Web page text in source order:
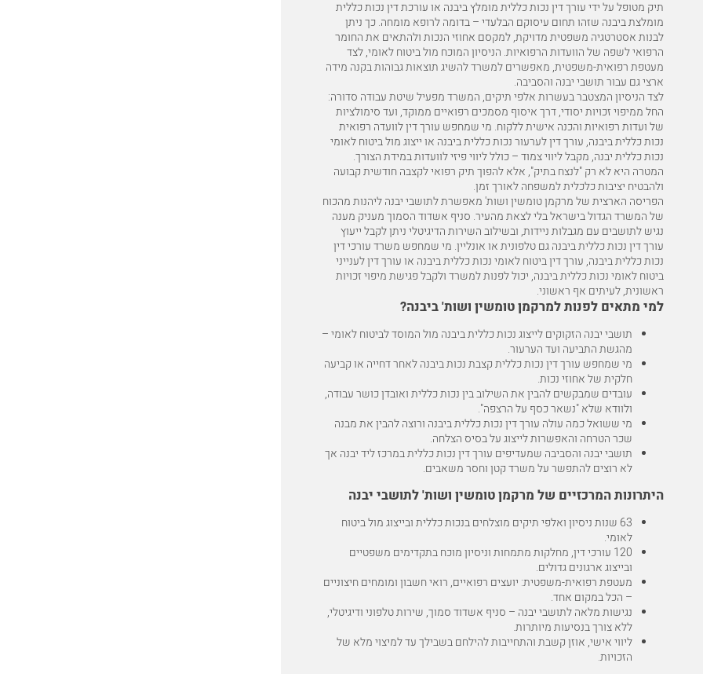
תיק מטופל על ידי עורך דין נכות כללית מומלץ ביבנה או עורכת דין נכות כללית
מומלצת ביבנה שזהו תחום עיסוקם הבלעדי – בדומה לרופא מומחה. כך ניתן
לבנות אסטרטגיה משפטית מדויקת, למקסם אחוזי הנכות ולהתאים את החומר
הרפואי לשפה של הוועדות הרפואיות. הניסיון המוכח מול ביטוח לאומי, לצד
מעטפת רפואית-משפטית, מאפשרים למשרד להשיג תוצאות גבוהות בקנה מידה
ארצי גם עבור תושבי יבנה והסביבה.
לצד הניסיון המצטבר בעשרות אלפי תיקים, המשרד מפעיל שיטת עבודה סדורה:
החל ממיפוי זכויות יסודי, דרך איסוף מסמכים רפואיים ממוקד, ועד סימולציות
של ועדות רפואיות והכנה אישית ללקוח. מי שמחפש עורך דין לוועדה רפואית
נכות כללית ביבנה, עורך דין לערעור נכות כללית ביבנה או ייצוג מול ביטוח לאומי
נכות כללית יבנה, מקבל ליווי צמוד – כולל ליווי פיזי לוועדות במידת הצורך.
המטרה היא לא רק "לנצח בתיק", אלא להפוך תיק רפואי לקצבה חודשית קבועה
ולהבטיח יציבות כלכלית למשפחה לאורך זמן.
הפריסה הארצית של מרקמן טומשין ושות' מאפשרת לתושבי יבנה ליהנות מהכוח
של המשרד הגדול בישראל בלי לצאת מהעיר. סניף אשדוד הסמוך מעניק מענה
נגיש לתושבים עם מגבלות ניידות, ובשילוב השירות הדיגיטלי ניתן לקבל ייעוץ
עורך דין נכות כללית ביבנה גם טלפונית או אונליין. מי שמחפש משרד עורכי דין
נכות כללית ביבנה, עורך דין ביטוח לאומי נכות כללית ביבנה או עורך דין לענייני
ביטוח לאומי נכות כללית ביבנה, יכול לפנות למשרד ולקבל פגישת מיפוי זכויות
ראשונית, לעיתים אף ראשוני.
למי מתאים לפנות למרקמן טומשין ושות' ביבנה?
תושבי יבנה הזקוקים לייצוג נכות כללית ביבנה מול המוסד לביטוח לאומי –
מהגשת התביעה ועד הערעור.
מי שמחפש עורך דין נכות כללית קצבת נכות ביבנה לאחר דחייה או קביעה
חלקית של אחוזי נכות.
עובדים שמבקשים להבין את השילוב בין נכות כללית ואובדן כושר עבודה,
ולוודא שלא "נשאר כסף על הרצפה".
מי ששואל כמה עולה עורך דין נכות כללית ביבנה ורוצה להבין את מבנה
שכר הטרחה והאפשרות לייצוג על בסיס הצלחה.
תושבי יבנה והסביבה שמעדיפים עורך דין נכות כללית במרכז ליד יבנה אך
לא רוצים להתפשר על משרד קטן וחסר משאבים.
היתרונות המרכזיים של מרקמן טומשין ושות' לתושבי יבנה
63 שנות ניסיון ואלפי תיקים מוצלחים בנכות כללית ובייצוג מול ביטוח
לאומי.
120 עורכי דין, מחלקות מתמחות וניסיון מוכח בתקדימים משפטיים
ובייצוג ארגונים גדולים.
מעטפת רפואית-משפטית: יועצים רפואיים, רואי חשבון ומומחים חיצוניים
– הכל במקום אחד.
נגישות מלאה לתושבי יבנה – סניף אשדוד סמוך, שירות טלפוני ודיגיטלי,
ללא צורך בנסיעות מיותרות.
ליווי אישי, אוזן קשבת והתחייבות להילחם בשבילך עד למיצוי מלא של
הזכויות.